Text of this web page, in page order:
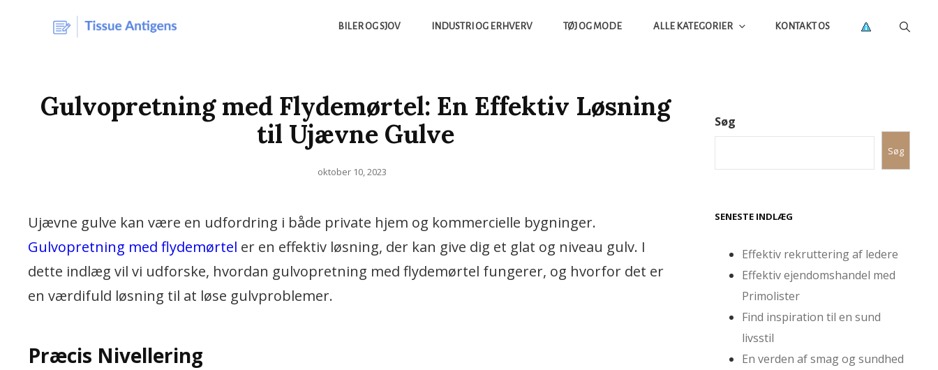
Vi Bruger De Bedste Nyheder Fra Tech Verdenen Og Meget Mere
BILER OG SJOV INDUSTRI OG ERHVERV TØJ OG MODE ALLE KATEGORIER KONTAKT OS
Gulvopretning med Flydemørtel: En Effektiv Løsning
til Ujævne Gulve
Posted
oktober 10, 2023
Ujævne gulve kan være en udfordring i både private hjem og kommercielle bygninger.
Gulvopretning med flydemørtel er en effektiv løsning, der kan give dig et glat og niveau gulv. I
dette indlæg vil vi udforske, hvordan gulvopretning med flydemørtel fungerer, og hvorfor det er
en værdifuld løsning til at løse gulvproblemer.
Præcis Nivellering
Søg
Søg
SENESTE INDLÆG
Effektiv rekruttering af ledere
Effektiv ejendomshandel med
Primolister
Find inspiration til en sund
livsstil
En verden af smag og sundhed